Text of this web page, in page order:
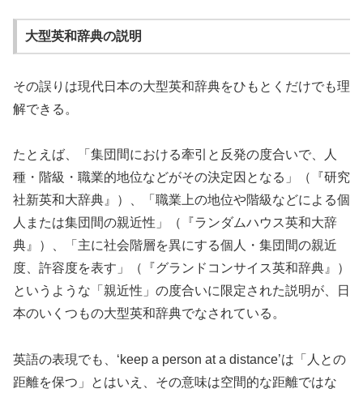
大型英和辞典の説明
その誤りは現代日本の大型英和辞典をひもとくだけでも理
解できる。
たとえば、「集団間における牽引と反発の度合いで、人
種・階級・職業的地位などがその決定因となる」（『研究
社新英和大辞典』）、「職業上の地位や階級などによる個
人または集団間の親近性」（『ランダムハウス英和大辞
典』）、「主に社会階層を異にする個人・集団間の親近
度、許容度を表す」（『グランドコンサイス英和辞典』）
というような「親近性」の度合いに限定された説明が、日
本のいくつもの大型英和辞典でなされている。
英語の表現でも、‘keep a person at a distance’は「人との
距離を保つ」とはいえ、その意味は空間的な距離ではな